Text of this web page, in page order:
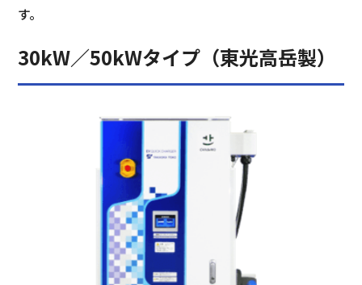
す。
30kW／50kWタイプ（東光高岳製）